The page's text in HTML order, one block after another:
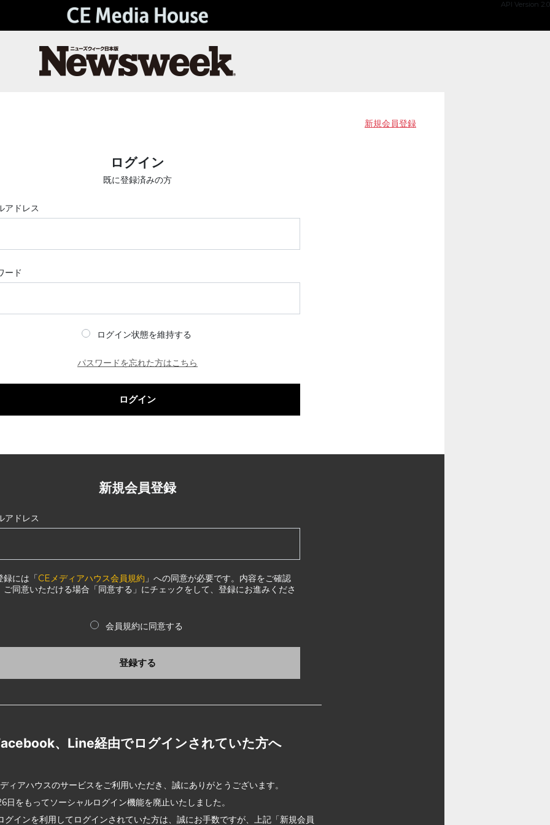
API Version 2.0
新規会員登録
ログイン
既に登録済みの方
アドレス
ード
ログイン状態を維持する
パスワードを忘れた方はこちら
ログイン
新規会員登録
アドレス
録には「CEメディアハウス会員規約 」への同意が必要です。内容をご確認
ご同意いただける場合「同意する」にチェックをして、登録にお進みくださ
会員規約に同意する
登録する
、Line経由でログインされていた方へ
ィアハウスのサービスをご利用いただき、誠にありがとうございます。
日をもってソーシャルログイン機能を廃止いたしました。
グインを利用してログインされていた方は、誠にお手数ですが、上記「新規会員